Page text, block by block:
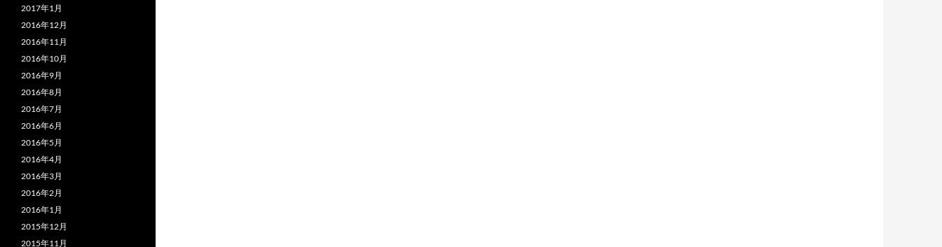
2017年1月
2016年12月
2016年11月
2016年10月
2016年9月
2016年8月
2016年7月
2016年6月
2016年5月
2016年4月
2016年3月
2016年2月
2016年1月
2015年12月
2015年11月